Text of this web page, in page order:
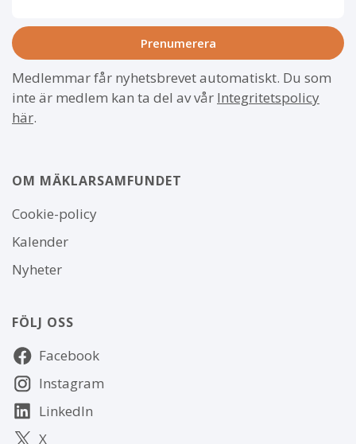
Medlemmar får nyhetsbrevet automatiskt. Du som
inte är medlem kan ta del av vår Integritetspolicy
här.
OM MÄKLARSAMFUNDET
Om
webbplatsen
Cookie-policy
Kalender
Nyheter
FÖLJ OSS
Följ
oss Facebook
Instagram
LinkedIn
X